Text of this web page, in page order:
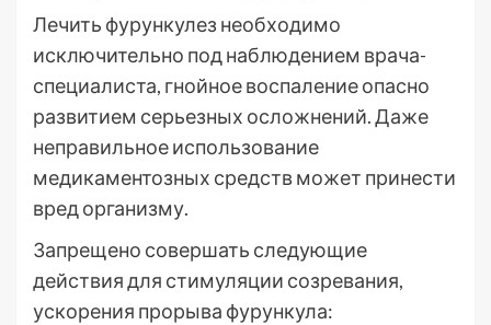
Лечить фурункулез необходимо
исключительно под наблюдением врача-
специалиста, гнойное воспаление опасно
развитием серьезных осложнений. Даже
неправильное использование
медикаментозных средств может принести
вред организму.
Запрещено совершать следующие
действия для стимуляции созревания,
ускорения прорыва фурункула: